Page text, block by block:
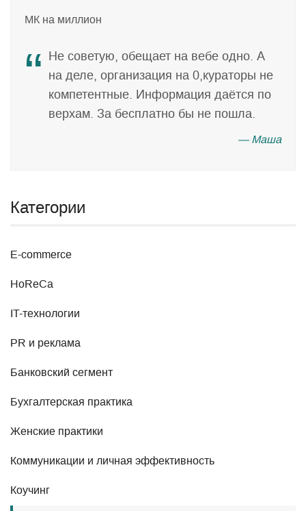
Категории
E-commerce
HoReCa
IT-технологии
PR и реклама
Банковский сегмент
Бухгалтерская практика
Женские практики
Коммуникации и личная эффективность
Коучинг
МК на миллион
Не советую, обещает на вебе одно. А
на деле, организация на 0,кураторы не
компетентные. Информация даётся по
верхам. За бесплатно бы не пошла.
— Маша